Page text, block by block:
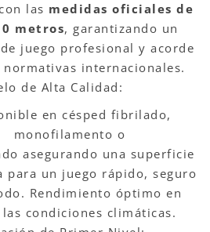
las medidas oficiales de
metros, garantizando un
juego profesional y acorde
normativas internacionales.
de Alta Calidad:
en césped fibrilado,
monofilamento o
asegurando una superficie
para un juego rápido, seguro
Rendimiento óptimo en
condiciones climáticas.